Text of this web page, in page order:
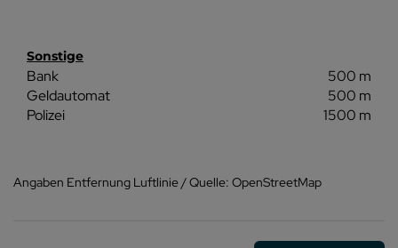
Sonstige
Bank
500 m
Geldautomat
500 m
Polizei
1500 m
Angaben Entfernung Luftlinie / Quelle: OpenStreetMap